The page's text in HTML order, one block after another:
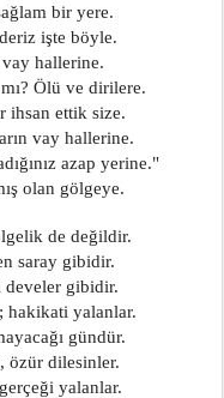
bir yere.
işte böyle.
vay hallerine.
Ölü ve dirilere.
ihsan ettik size.
vay hallerine.
azap yerine."
olan gölgeye.
de değildir.
saray gibidir.
develer gibidir.
hakikati yalanlar.
gündür.
özür dilesinler.
gerçeği yalanlar.